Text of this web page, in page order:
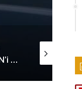
TDP, DAÜ-SEN’i kabul etti: Günü kurtaran değil, geleceği planlayan politikalara ihtiyaç var!